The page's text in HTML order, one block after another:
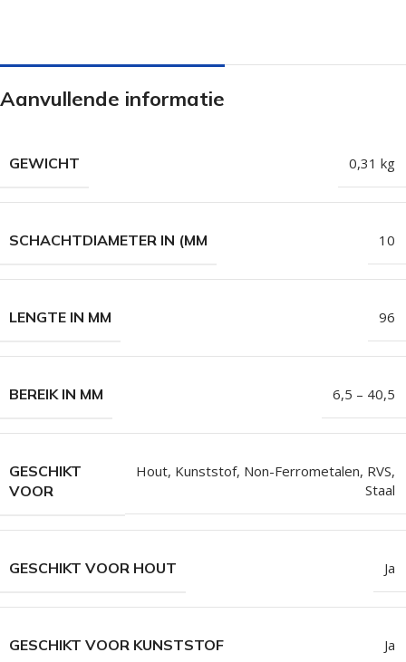
Aanvullende informatie
GEWICHT 0,31 kg
SCHACHTDIAMETER IN (MM 10
LENGTE IN MM 96
BEREIK IN MM 6,5 – 40,5
GESCHIKT
VOOR
Hout, Kunststof, Non-Ferrometalen, RVS,
Staal
GESCHIKT VOOR HOUT Ja
GESCHIKT VOOR KUNSTSTOF Ja